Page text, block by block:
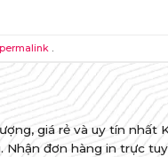
permalink
giá rẻ và uy tín nhất
Nhận đơn hàng in trực